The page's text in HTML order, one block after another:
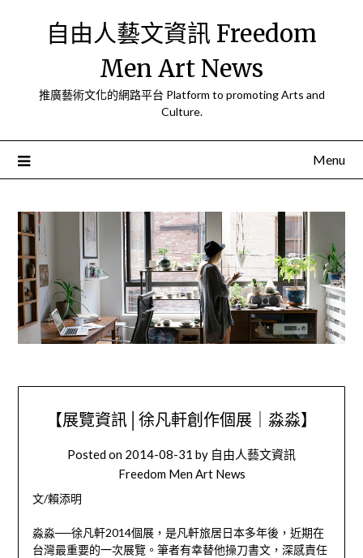
自由人藝文資訊 Freedom
Men Art News
推廣藝術文化的網路平台 Platform to promoting Arts and
Culture.
Menu
【展覽資訊│徐凡軒創作個展｜淼淼】
Posted on 2014-08-31 by 自由人藝文資訊
Freedom Men Art News
文/賴添明
淼淼──徐凡軒2014個展，是凡軒旅居日本多年後，近期在
台灣最重要的一次展覽。筆者有幸替他操刀書文，深感責任